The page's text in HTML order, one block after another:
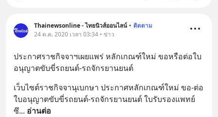
Thainewsonline - ไทยนิวส์ออนไลน์ • ติดตาม
24 ต.ค. 2020 เวลา 03:34 • ข่าว
ประกาศราชกิจจาฯเผยแพร่ หลักเกณฑ์ใหม่ ขอหรือต่อใบ
อนุญาตขับขี่รถยนต์-รถจักรยานยนต์
เว็บไซต์ราชกิจจานุเบกษา ประกาศหลักเกณฑ์ใหม่ ขอ-ต่อ
ใบอนุญาตขับขี่รถยนต์-รถจักรยานยนต์ ใบรับรองแพทย์
ซึ... อ่านต่อ